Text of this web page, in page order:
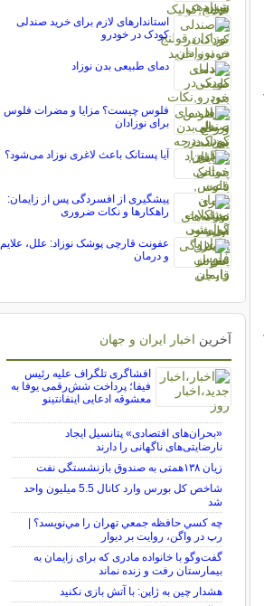
استاندارهای لازم برای خرید صندلی
کودک در خودرو
دمای طبیعی بدن نوزاد
فلوس چیست؟ مزایا و مضرات فلوس
برای نوزادان
آیا پستانک باعث لاغری نوزاد می‌شود؟
پیشگیری از افسردگی پس از زایمان:
راهکارها و نکات ضروری
عفونت قارچی پوشک نوزاد: علل، علایم
و درمان
آخرین اخبار ایران و جهان
افشاگری تلگراف علیه رئیس
فیفا؛ پرداخت شش‌رقمی یوفا به
معشوقه ادعایی اینفانتینو
«بحران‌های اقتصادی» پتانسیل ایجاد
نارضایتی‌های ناگهانی را دارند
زیان ۱۳۸همتی به صندوق بازنشستگی نفت
شاخص کل بورس وارد کانال 5.5 میلیون واحد
شد
چه كسي حافظه جمعي تهران را مي‌نويسد؟ |
رپ در واگن، روايت بر ديوار
گفت‌وگو با خانواده مادری که برای زایمان به
بیمارستان رفت و زنده نماند
هشدار چین به ژاپن: با آتش بازی نکنید